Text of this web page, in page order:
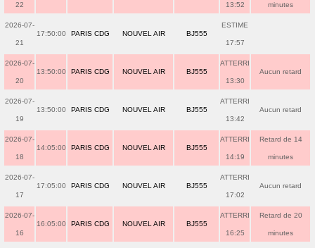
22 13:52 minutes
2026-07-
21
17:50:00 PARIS CDG NOUVEL AIR BJ555
ESTIME
17:57
2026-07-
20
13:50:00 PARIS CDG NOUVEL AIR BJ555
ATTERRI
13:30
Aucun retard
2026-07-
19
13:50:00 PARIS CDG NOUVEL AIR BJ555
ATTERRI
13:42
Aucun retard
2026-07-
18
14:05:00 PARIS CDG NOUVEL AIR BJ555
ATTERRI
14:19
Retard de 14
minutes
2026-07-
17
17:05:00 PARIS CDG NOUVEL AIR BJ555
ATTERRI
17:02
Aucun retard
2026-07-
16
16:05:00 PARIS CDG NOUVEL AIR BJ555
ATTERRI
16:25
Retard de 20
minutes